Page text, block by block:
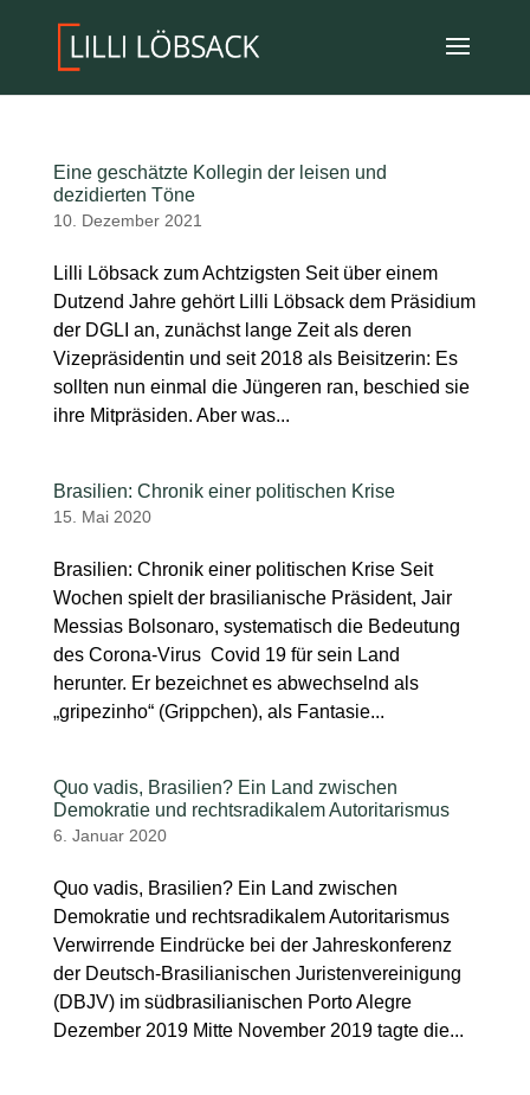
Eine geschätzte Kollegin der leisen und
dezidierten Töne
10. Dezember 2021
Lilli Löbsack zum Achtzigsten Seit über einem
Dutzend Jahre gehört Lilli Löbsack dem Präsidium
der DGLI an, zunächst lange Zeit als deren
Vizepräsidentin und seit 2018 als Beisitzerin: Es
sollten nun einmal die Jüngeren ran, beschied sie
ihre Mitpräsiden. Aber was...
Brasilien: Chronik einer politischen Krise
15. Mai 2020
Brasilien: Chronik einer politischen Krise Seit
Wochen spielt der brasilianische Präsident, Jair
Messias Bolsonaro, systematisch die Bedeutung
des Corona-Virus Covid 19 für sein Land
herunter. Er bezeichnet es abwechselnd als
„gripezinho“ (Grippchen), als Fantasie...
Quo vadis, Brasilien? Ein Land zwischen
Demokratie und rechtsradikalem Autoritarismus
6. Januar 2020
Quo vadis, Brasilien? Ein Land zwischen
Demokratie und rechtsradikalem Autoritarismus
Verwirrende Eindrücke bei der Jahreskonferenz
der Deutsch-Brasilianischen Juristenvereinigung
(DBJV) im südbrasilianischen Porto Alegre
Dezember 2019 Mitte November 2019 tagte die...